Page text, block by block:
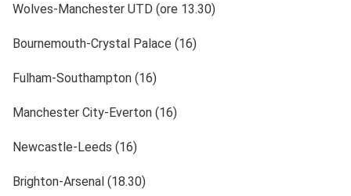
Wolves-Manchester UTD (ore 13.30)
Bournemouth-Crystal Palace (16)
Fulham-Southampton (16)
Manchester City-Everton (16)
Newcastle-Leeds (16)
Brighton-Arsenal (18.30)